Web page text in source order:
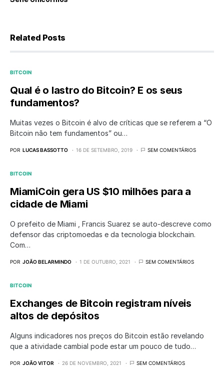
Related Posts
BITCOIN
Qual é o lastro do Bitcoin? E os seus
fundamentos?
Muitas vezes o Bitcoin é alvo de críticas que se referem a “O
Bitcoin não tem fundamentos” ou…
POR LUCAS BASSOTTO 16 DE SETEMBRO, 2019 SEM COMENTÁRIOS
BITCOIN
MiamiCoin gera US $10 milhões para a
cidade de Miami
O prefeito de Miami , Francis Suarez se auto-descreve como
defensor das criptomoedas e da tecnologia blockchain.
Com…
POR JOÃO BELARMINDO 1 DE OUTUBRO, 2021 SEM COMENTÁRIOS
BITCOIN
Exchanges de Bitcoin registram níveis
altos de depósitos
Alguns indicadores nos preços do Bitcoin estão revelando
que a atividade cambial pode estar um pouco de tudo…
POR JOÃO VITOR 26 DE NOVEMBRO, 2021 SEM COMENTÁRIOS